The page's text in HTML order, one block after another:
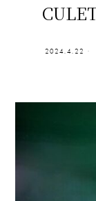
2024.4.22